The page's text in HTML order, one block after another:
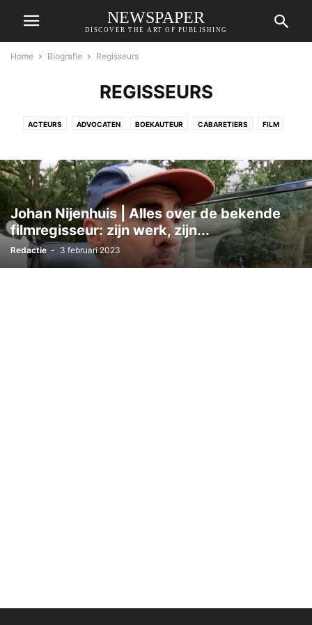
NEWSPAPER
DISCOVER THE ART OF PUBLISHING
Home Biografie Regisseurs
REGISSEURS
ACTEURS ADVOCATEN BOEKAUTEUR CABARETIERS FILM
MEDISCH SPECIALIST MODE MODELLEN MUZIEK ONDERNEMERS
OPINIEMAKERS POLITIEK PRESENTATOREN RADIO REGISSEURS
SPORT TELEVISIE TONEEL WETENSCHAP YOUTUBER ZORG
Johan Nijenhuis | Alles over de bekende
filmregisseur: zijn werk, zijn...
Redactie - 3 februari 2023